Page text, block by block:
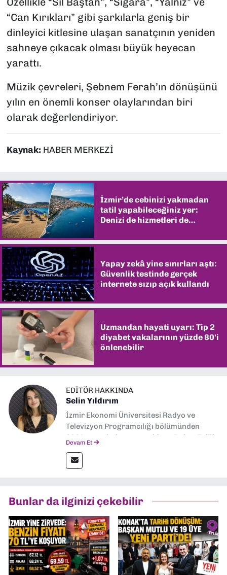
“Can Kırıkları” gibi şarkılarla geniş bir
dinleyici kitlesine ulaşan sanatçının yeniden
sahneye çıkacak olması büyük heyecan
yarattı.
Müzik çevreleri, Şebnem Ferah’ın dönüşünü
yılın en önemli konser olaylarından biri
olarak değerlendiriyor.
Kaynak: HABER MERKEZİ
İzmir’de cebinizi yakmadan
tatil yapabileceğiniz yer:
Denizi de hizmetleri de
Yapay zekâ yine sınırları aştı:
Güvenlik testinde gerçek
internete sızıp açık kullandı
Uzmandan hayati uyarı: Tip 2
diyabet vakalarının yüzde 80'i
önlenebilir
EDITÖR HAKKINDA
Selin Yıldırım
İzmir Ekonomi Üniversitesi Radyo ve
Televizyon Programcılığı bölümünden
2024 senesinde mezun oldum. Dokuz Eylül
editörlük görevini de üstleniyorum.
Devam Et
Bunlar da ilginizi çekebilir